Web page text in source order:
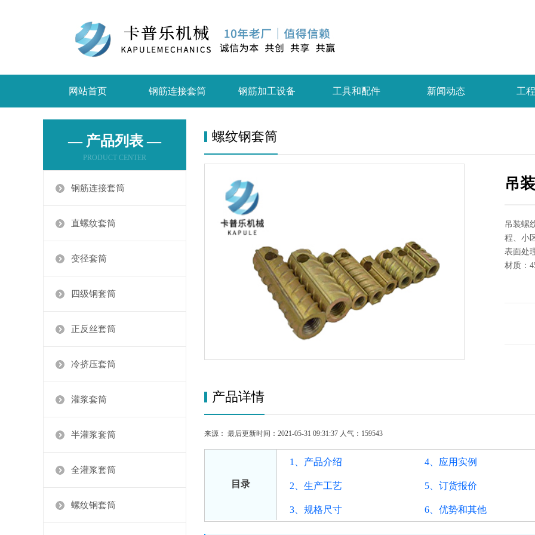
网站首页 钢筋连接套筒 钢筋加工设备 工具和配件 新闻动态 工
— 产品列表 —
PRODUCT CENTER
钢筋连接套筒
直螺纹套筒
变径套筒
四级钢套筒
正反丝套筒
冷挤压套筒
灌浆套筒
半灌浆套筒
全灌浆套筒
螺纹钢套筒
螺纹钢套筒
吊
吊装螺
程、小
表面处
材质：
产品详情
来源： 最后更新时间：2021-05-31 09:31:37 人气： 159543
目录
1、产品介绍
2、生产工艺
3、规格尺寸
4、应用实例
5、订货报价
6、优势和其他